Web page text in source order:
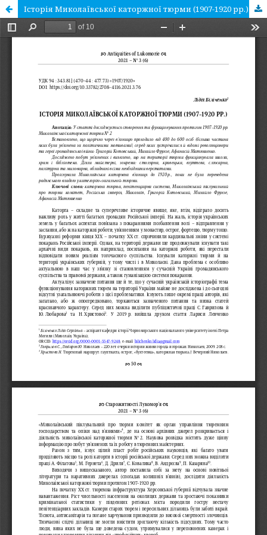
Історія Миколаївської каторжної тюрми (1907-1920 рр.)